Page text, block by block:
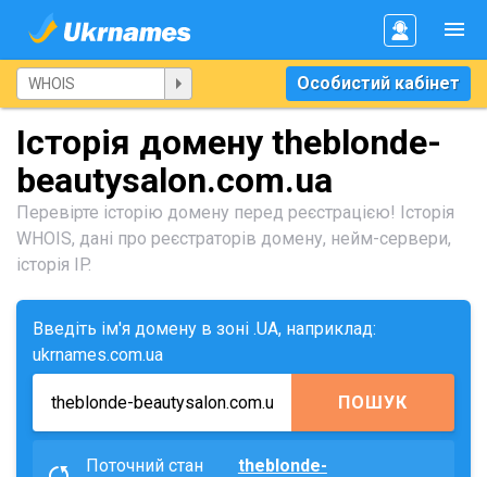
Особистий кабінет
Історія домену theblonde-
beautysalon.com.ua
Перевірте історію домену перед реєстрацією! Історія
WHOIS, дані про реєстраторів домену, нейм-сервери,
історія IP.
Введіть ім'я домену в зоні .UA, наприклад:
ukrnames.com.ua
ПОШУК
Поточний стан
theblonde-